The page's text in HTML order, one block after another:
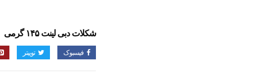
شکلات دبی لینت ۱۴۵ گرمی
فیسبوک توییتر